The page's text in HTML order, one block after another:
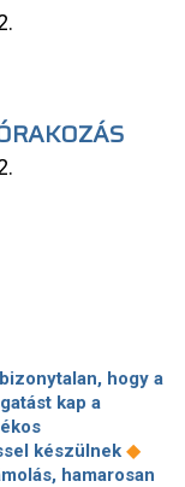
hogy a
kap a
készülnek ◆
hamarosan